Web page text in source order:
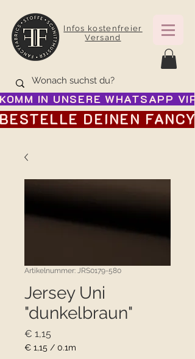
Infos kostenfreier
Versand
KOMM IN UNSERE WHATSAPP
BESTELLE DEINEN
Artikelnummer: JRS0179-580
Jersey Uni
"dunkelbraun"
€ 1,15
€ 1,15 / 0.1m